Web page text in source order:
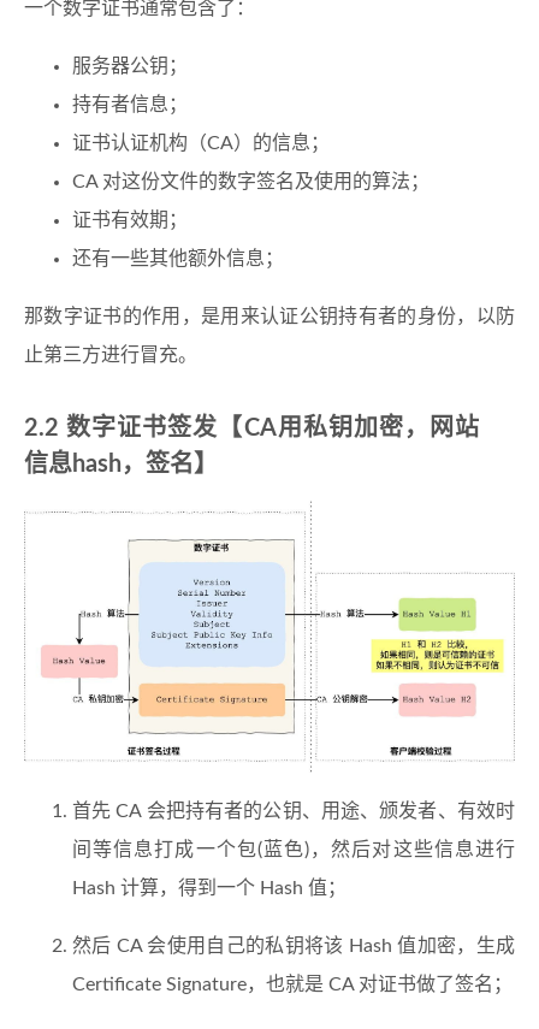
一个数字证书通常包含了：
服务器公钥；
持有者信息；
证书认证机构（CA）的信息；
CA 对这份文件的数字签名及使用的算法；
证书有效期；
还有一些其他额外信息；
那数字证书的作用，是用来认证公钥持有者的身份，以防
止第三方进行冒充。
2.2 数字证书签发【CA用私钥加密，网站
信息hash，签名】
首先 CA 会把持有者的公钥、用途、颁发者、有效时
间等信息打成一个包(蓝色)，然后对这些信息进行
Hash 计算，得到一个 Hash 值；
然后 CA 会使用自己的私钥将该 Hash 值加密，生成
Certificate Signature，也就是 CA 对证书做了签名；